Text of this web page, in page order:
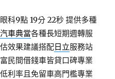
科9點 19分 22秒 提供多種
車典當各種長短期週轉服
效果建議搭配 日立服務站
民間借錢車皆貸口碑專業
利率且免留車高門檻專業